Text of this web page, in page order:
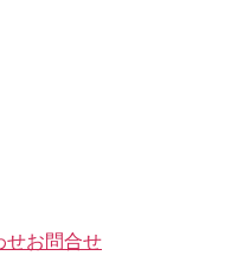
お問合せ